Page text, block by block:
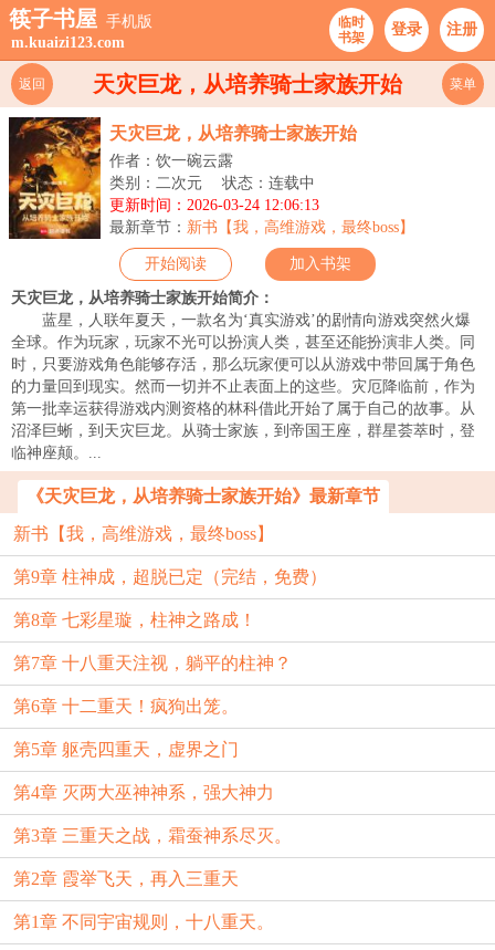
筷子书屋 手机版
m.kuaizi123.com
临时
书架
登录 注册
天灾巨龙，从培养骑士家族开始
返回 菜单
天灾巨龙，从培养骑士家族开始
作者：饮一碗云露
类别：二次元
状态：连载中
更新时间：2026-03-24 12:06:13
最新章节： 新书【我，高维游戏，最终boss】
开始阅读 加入书架
天灾巨龙，从培养骑士家族开始简介：
蓝星，人联年夏天，一款名为‘真实游戏’的剧情向游戏突然火爆
全球。作为玩家，玩家不光可以扮演人类，甚至还能扮演非人类。同
时，只要游戏角色能够存活，那么玩家便可以从游戏中带回属于角色
的力量回到现实。然而一切并不止表面上的这些。灾厄降临前，作为
第一批幸运获得游戏内测资格的林科借此开始了属于自己的故事。从
沼泽巨蜥，到天灾巨龙。从骑士家族，到帝国王座，群星荟萃时，登
临神座颠。...
《天灾巨龙，从培养骑士家族开始》最新章节
新书【我，高维游戏，最终boss】
第9章 柱神成，超脱已定（完结，免费）
第8章 七彩星璇，柱神之路成！
第7章 十八重天注视，躺平的柱神？
第6章 十二重天！疯狗出笼。
第5章 躯壳四重天，虚界之门
第4章 灭两大巫神神系，强大神力
第3章 三重天之战，霜蚕神系尽灭。
第2章 霞举飞天，再入三重天
第1章 不同宇宙规则，十八重天。